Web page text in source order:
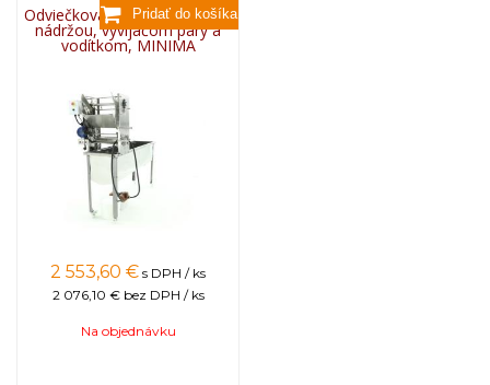
Odviečkovací stôl so zbernou
nádržou, vyvíjačom pary a
vodítkom, MINIMA
2 553,60 € s DPH / ks
2 076,10 € bez DPH / ks
Na objednávku